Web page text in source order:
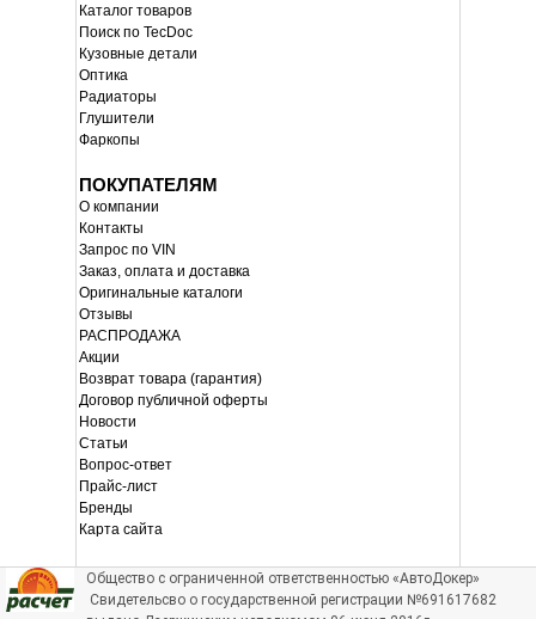
Каталог товаров
Поиск по TecDoc
Кузовные детали
Оптика
Радиаторы
Глушители
Фаркопы
ПОКУПАТЕЛЯМ
О компании
Контакты
Запрос по VIN
Заказ, оплата и доставка
Оригинальные каталоги
Отзывы
РАСПРОДАЖА
Акции
Возврат товара (гарантия)
Договор публичной оферты
Новости
Статьи
Вопрос-ответ
Прайс-лист
Бренды
Карта сайта
Общество с ограниченной ответственностью «АвтоДокер»
Свидетельсво о государственной регистрации №691617682